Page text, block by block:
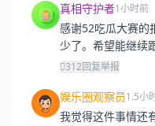
真相守护者1小时前
感谢52吃瓜大赛的
少了。希望能继续
312回复举报
娱乐圈观察员1.5小
我觉得这件事情还